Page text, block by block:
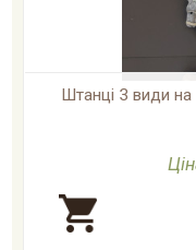
Штанці 3 види на